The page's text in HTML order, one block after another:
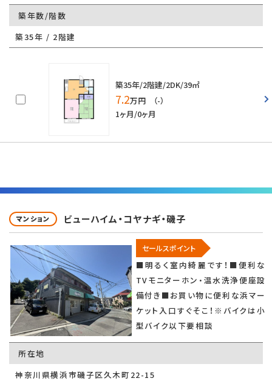
築年数/階数
築35年 / 2階建
築35年/2階建/2DK/39㎡
7.2万円 （-）
1ヶ月/0ヶ月
マンション ビューハイム・コヤナギ・磯子
セールスポイント
■明るく室内綺麗です！■便利な
TVモニターホン・温水洗浄便座設
備付き■お買い物に便利な浜マー
ケット入口すぐそこ！※バイクは小
型バイク以下要相談
所在地
神奈川県横浜市磯子区久木町22-15